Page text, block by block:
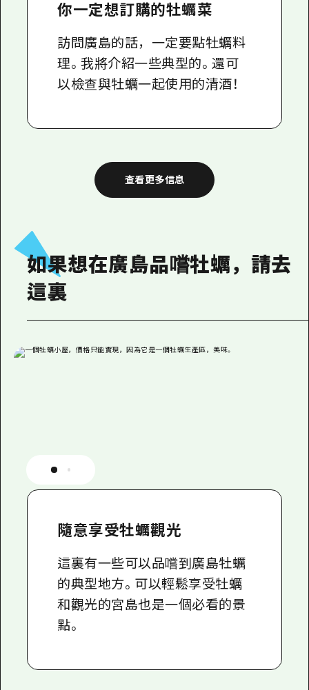
你一定想訂購的牡蠣菜
訪問廣島的話，一定要點牡蠣料
理。我將介紹一些典型的。還可
以檢查與牡蠣一起使用的清酒！
查看更多信息
如果想在廣島品嚐牡蠣，請去
這裏
隨意享受牡蠣觀光
這裏有一些可以品嚐到廣島牡蠣
的典型地方。可以輕鬆享受牡蠣
和觀光的宮島也是一個必看的景
點。